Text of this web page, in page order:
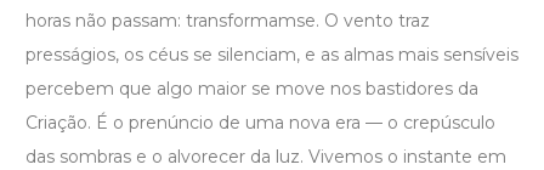
horas não passam: transformamse. O vento traz
presságios, os céus se silenciam, e as almas mais sensíveis
percebem que algo maior se move nos bastidores da
Criação. É o prenúncio de uma nova era — o crepúsculo
das sombras e o alvorecer da luz. Vivemos o instante em